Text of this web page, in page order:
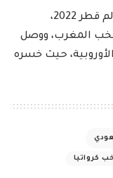
كما قاد كرواتيا إلى نصف نهائي كأس العالم قطر 2022،
المغرب، ووصل
الأوروبية، حيث خسره
كرواتيا